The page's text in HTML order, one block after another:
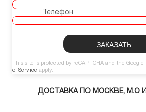
Телефон
This site is protected by reCAPTCHA and the Google
of Service apply.
ДОСТАВКА ПО МОСКВЕ, М.О